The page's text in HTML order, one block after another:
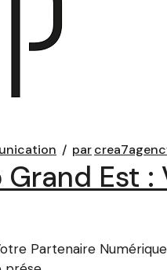
par
Est
Partenaire